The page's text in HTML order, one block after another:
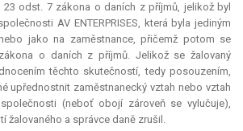
odst. 7 zákona o daních z příjmů, jelikož byl
AV ENTERPRISES, která byla jediným
jako na zaměstnance, přičemž potom se
o daních z příjmů. Jelikož se žalovaný
těchto skutečností, tedy posouzením,
upřednostnit zaměstnanecký vztah nebo vztah
(neboť obojí zároveň se vylučuje),
žalovaného a správce daně zrušil.